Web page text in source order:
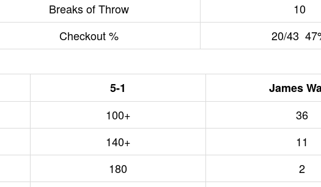
Breaks of Throw
10
Checkout % 20/43
5-1
James
100+
36
140+
11
180 2